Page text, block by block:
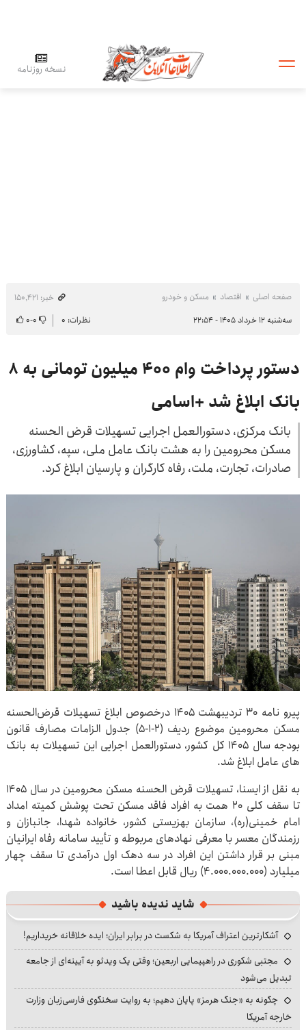
نسخه روزنامه
صفحه اصلی اقتصاد مسکن و خودرو
خبر: ۱۵۰٬۴۲۱
سه‌شنبه ۱۲ خرداد ۱۴۰۵ - ۲۲:۵۴
نظرات: ۰ ۰-۰
دستور پرداخت وام ۴۰۰ میلیون تومانی به ۸
بانک ابلاغ شد +اسامی
بانک مرکزی، دستورالعمل اجرایی تسهیلات قرض الحسنه
مسکن محرومین را به هشت بانک عامل ملی، سپه، کشاورزی،
صادرات، تجارت، ملت، رفاه کارگران و پارسیان ابلاغ کرد.
پیرو نامه ۳۰ تردیبهشت ۱۴۰۵ درخصوص ابلاغ تسهیلات قرض‌الحسنه
مسکن محرومین موضوع ردیف (۲‏‏‏‏‏‏‏‏‏‏‏‏‏‏‏‏‏‏‏‏‏‏‏‏‏‏‏‏‏‏‏‏‏‏‏‏-۱‏‏‏‏‏‏‏‏‏‏‏‏‏‏‏‏‏‏‏‏‏‏‏‏‏‏‏‏‏‏‏‏‏‏‏‏-۵) جدول الزامات مصارف قانون
بودجه سال ۱۴۰۵ کل کشور، دستورالعمل اجرایی این تسهیلات به بانک
های عامل ابلاغ شد.
به نقل از ایسنا، تسهیلات قرض الحسنه مسکن محرومین در سال ۱۴۰۵
تا سقف کلی ۲۰ همت به افراد فاقد مسکن تحت پوشش کمیته امداد
امام خمینی(ره)، سازمان بهزیستی کشور، خانواده شهدا، جانبازان و
رزمندگان معسر با معرفی نهادهای مربوطه و تأیید سامانه رفاه ایرانیان
مبنی بر قرار داشتن این افراد در سه دهک اول درآمدی تا سقف چهار
میلیارد (۴.۰۰۰.۰۰۰.۰۰۰) ریال قابل اعطا است.
شاید ندیده باشید
آشکارترین اعتراف آمریکا به شکست در برابر ایران؛ ایده خلاقانه خریداریم!
مجتبی شکوری در راهپیمایی اربعین؛ وقتی یک ویدئو به آیینه‌ای از جامعه
تبدیل می‌شود
چگونه به «جنگ هرمز» پایان دهیم؛ به روایت سخنگوی فارسی‌زبان وزارت
خارجه آمریکا